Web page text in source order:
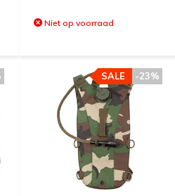
Niet op voorraad
-23%
SALE